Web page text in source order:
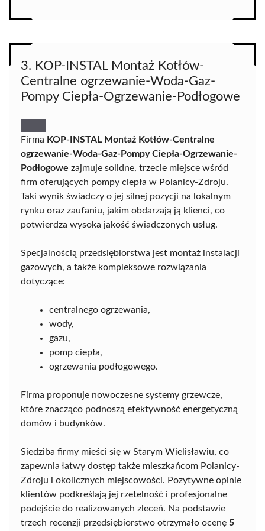
3. KOP-INSTAL Montaż Kotłów-
Centralne ogrzewanie-Woda-Gaz-
Pompy Ciepła-Ogrzewanie-Podłogowe
Firma KOP-INSTAL Montaż Kotłów-Centralne
ogrzewanie-Woda-Gaz-Pompy Ciepła-Ogrzewanie-
Podłogowe zajmuje solidne, trzecie miejsce wśród
firm oferujących pompy ciepła w Polanicy-Zdroju.
Taki wynik świadczy o jej silnej pozycji na lokalnym
rynku oraz zaufaniu, jakim obdarzają ją klienci, co
potwierdza wysoka jakość świadczonych usług.
Specjalnością przedsiębiorstwa jest montaż instalacji
gazowych, a także kompleksowe rozwiązania
dotyczące:
centralnego ogrzewania,
wody,
gazu,
pomp ciepła,
ogrzewania podłogowego.
Firma proponuje nowoczesne systemy grzewcze,
które znacząco podnoszą efektywność energetyczną
domów i budynków.
Siedziba firmy mieści się w Starym Wielisławiu, co
zapewnia łatwy dostęp także mieszkańcom Polanicy-
Zdroju i okolicznych miejscowości. Pozytywne opinie
klientów podkreślają jej rzetelność i profesjonalne
podejście do realizowanych zleceń. Na podstawie
trzech recenzji przedsiębiorstwo otrzymało ocenę 5